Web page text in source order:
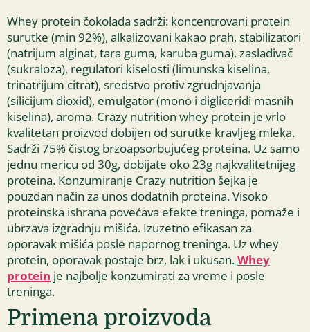
Whey protein čokolada sadrži: koncentrovani protein
surutke (min 92%), alkalizovani kakao prah, stabilizatori
(natrijum alginat, tara guma, karuba guma), zaslađivač
(sukraloza), regulatori kiselosti (limunska kiselina,
trinatrijum citrat), sredstvo protiv zgrudnjavanja
(silicijum dioxid), emulgator (mono i digliceridi masnih
kiselina), aroma. Crazy nutrition whey protein je vrlo
kvalitetan proizvod dobijen od surutke kravljeg mleka.
Sadrži 75% čistog brzoapsorbujućeg proteina. Uz samo
jednu mericu od 30g, dobijate oko 23g najkvalitetnijeg
proteina. Konzumiranje Crazy nutrition šejka je
pouzdan način za unos dodatnih proteina. Visoko
proteinska ishrana povećava efekte treninga, pomaže i
ubrzava izgradnju mišića. Izuzetno efikasan za
oporavak mišića posle napornog treninga. Uz whey
protein, oporavak postaje brz, lak i ukusan.Whey
protein je najbolje konzumirati za vreme i posle
treninga.
Primena proizvoda